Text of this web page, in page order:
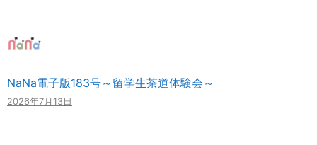
NaNa電子版183号～留学生茶道体験会～
2026年7月13日